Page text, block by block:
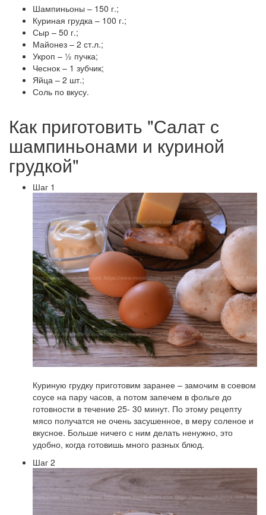
Шампиньоны – 150 г.;
Куриная грудка – 100 г.;
Сыр – 50 г.;
Майонез – 2 ст.л.;
Укроп – ½ пучка;
Чеснок – 1 зубчик;
Яйца – 2 шт.;
Соль по вкусу.
Как приготовить "Салат с
шампиньонами и куриной
грудкой"
Шаг 1
Куриную грудку приготовим заранее – замочим в соевом
соусе на пару часов, а потом запечем в фольге до
готовности в течение 25- 30 минут. По этому рецепту
мясо получатся не очень засушенное, в меру соленое и
вкусное. Больше ничего с ним делать ненужно, это
удобно, когда готовишь много разных блюд.
Шаг 2